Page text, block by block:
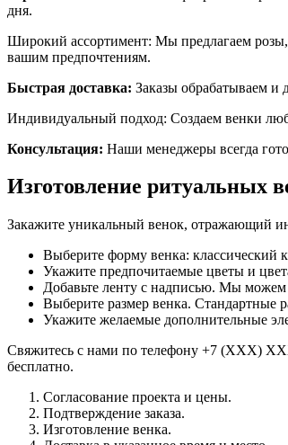
дня.
Широкий ассортимент: Мы предлагаем
вашим предпочтениям.
Быстрая доставка: Заказы обрабатываем и
Индивидуальный подход: Создаем венки
Консультация: Наши менеджеры всегда
Изготовление ритуальных
Закажите уникальный венок, отражающий
Выберите форму венка: классический
Укажите предпочитаемые цветы и
Добавьте ленту с надписью. Мы можем
Выберите размер венка. Стандартные
Укажите желаемые дополнительные
Свяжитесь с нами по телефону +7 (XXX)
бесплатно.
Согласование проекта и цены.
Подтверждение заказа.
Изготовление венка.